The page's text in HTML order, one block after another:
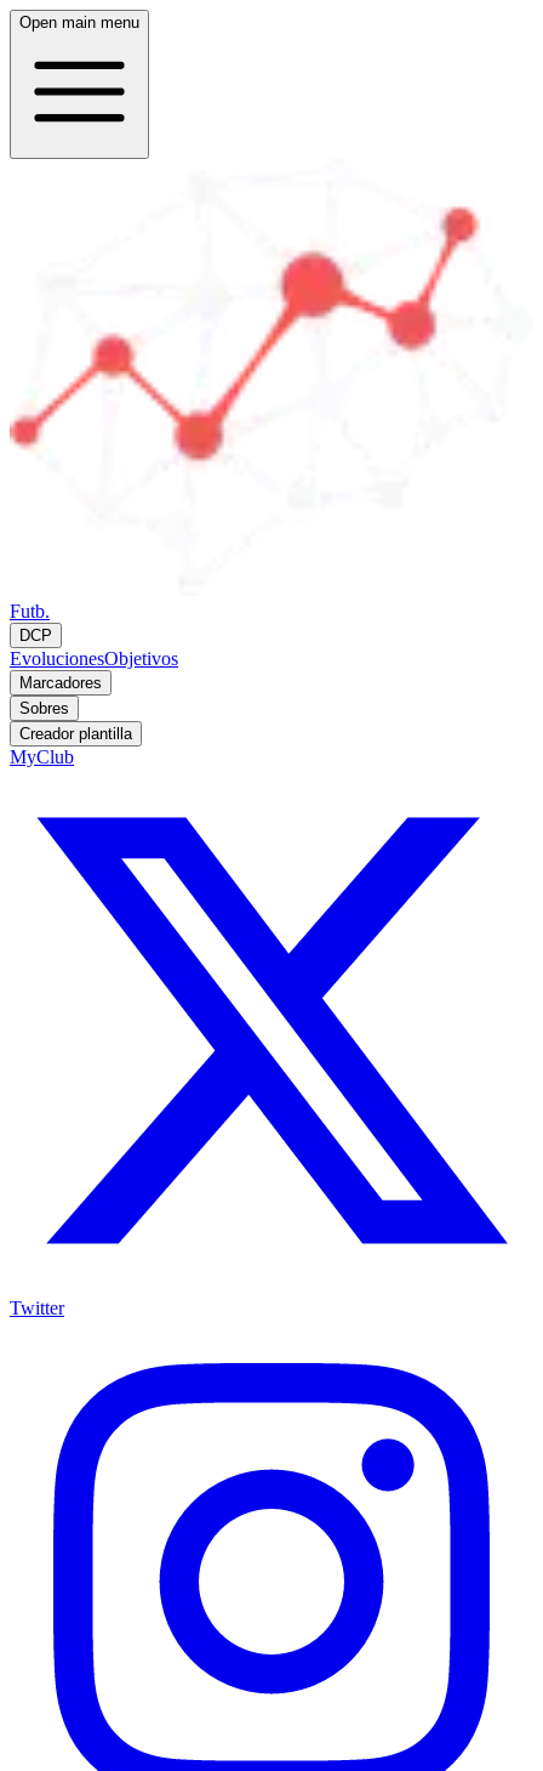
Open main menu
Futb.
DCP
EvolucionesObjetivos
Marcadores
Sobres
Creador plantilla
MyClub
Twitter